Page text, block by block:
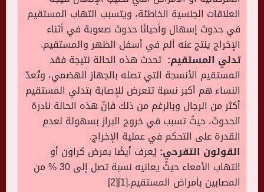
العلاقات الجنسية الخاطئة، ويتسبب التهاب المستقيم
في حدوث إسهال وأحيانًا حدوث صعوبة في أثناء
الإخراج ينتج عنه ألم في أسفل الظهر والمستقيم.
تدلي المستقيم: تحدث هذه الحالة نتيجة فقد
المستقيم الأنسجة التي تصله بالجهاز الهضمي، وتُعدّ
النساء هم أكبر نسبة تتعرض للإصابة بتدلي المستقيم
أكثر من الرجال وبالرغم من ذلك فإنّ هذه الحالة نادرة
الحدوث، حيثُ تسبب في خروج البراز بسهولة لعدم
القدرة على التحكم في عملية الإخراج.
القولون التقرحي:يُعرف أيضًا بمرض كراون أو
التهاب الأمعاء حيثُ يعانيه نسبة تصل إلى 30 % من
المصابين بأمراض المستقيم.[1][2]